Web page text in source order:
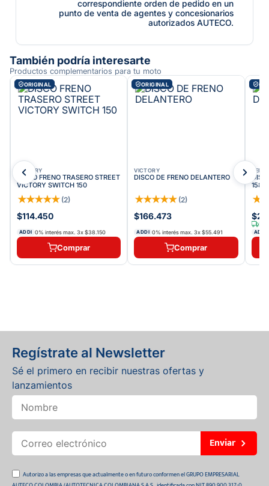
correspondiente orden de pedido en un
punto de venta de agentes y concesionarios
autorizados AUTECO.
También podría interesarte
Productos complementarios para tu moto
ORIGINAL
VICTORY
DISCO FRENO TRASERO STREET
VICTORY SWITCH 150
★★★★★ (2)
$114.450
ADDI 0% interés max. 3x$38.150
Comprar
ORIGINAL
VICTORY
DISCO DE FRENO DELANTERO
★★★★★ (2)
$166.473
ADDI 0% interés max.3x$55.491
Comprar
★
ADDI
Regístrate al Newsletter
Sé el primero en recibir nuestras ofertas y
lanzamientos
Enviar
Autorizo a las empresas que actualmente o en futuro conformen el GRUPO EMPRESARIAL